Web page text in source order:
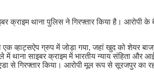
क्राइम थाना पुलिस ने गिरफ्तार किया है।
व्हाट्सऐप ग्रुप में जोड़ा गया, जहां खुद को शेयर
थाना साइबर क्राइम में भारतीय न्याय संहिता और
से गिरफ्तार किया। आरोपी मूल रूप से सूरजपुर का